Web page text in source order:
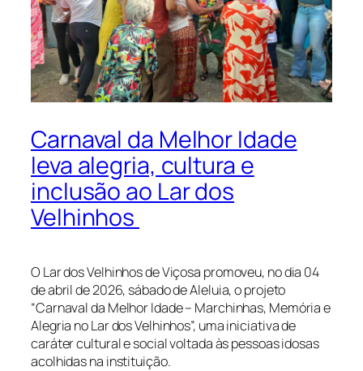
Carnaval da Melhor Idade
leva alegria, cultura e
inclusão ao Lar dos
Velhinhos
O Lar dos Velhinhos de Viçosa promoveu, no dia 04
de abril de 2026, sábado de Aleluia, o projeto
“Carnaval da Melhor Idade – Marchinhas, Memória e
Alegria no Lar dos Velhinhos”, uma iniciativa de
caráter cultural e social voltada às pessoas idosas
acolhidas na instituição.